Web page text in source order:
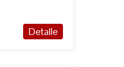
Detalle